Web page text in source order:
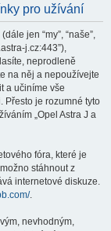
pro užívání
jen “my”, “naše”,
j.cz:443”),
neprodleně
na něj a nepoužívejte
a učiníme vše
Přesto je rozumné tyto
„Opel Astra J a
fóra, které je
stáhnout z
internetové diskuze.
.
nevhodným,